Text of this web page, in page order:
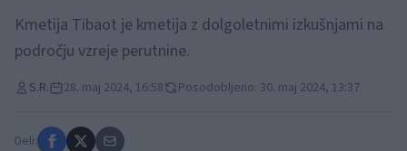
Kmetija Tibaot je kmetija z dolgoletnimi izkušnjami na
področju vzreje perutnine.
S.R. 28. maj 2024, 16:58 Posodobljeno: 30. maj 2024, 13:37
Deli: